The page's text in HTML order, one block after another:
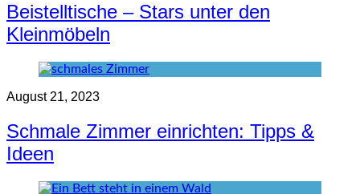
Beistelltische – Stars unter den
Kleinmöbeln
August 21, 2023
Schmale Zimmer einrichten: Tipps &
Ideen